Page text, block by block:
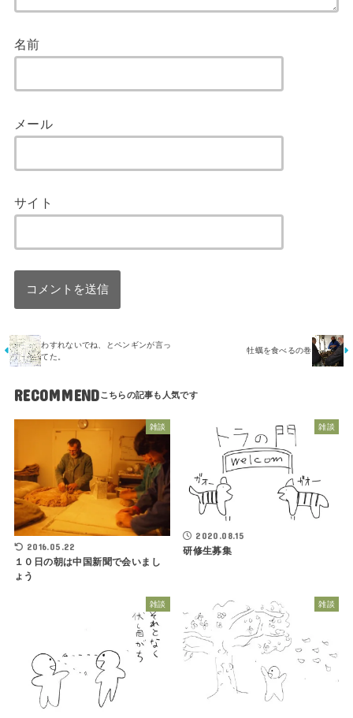
名前
メール
サイト
わすれないでね、とペンギンが言っ
てた。
牡蠣を食べるの巻
RECOMMEND
雑談
2016.05.22
１０日の朝は中国新聞で会いまし
ょう
雑談
2020.08.15
研修生募集
雑談 雑談